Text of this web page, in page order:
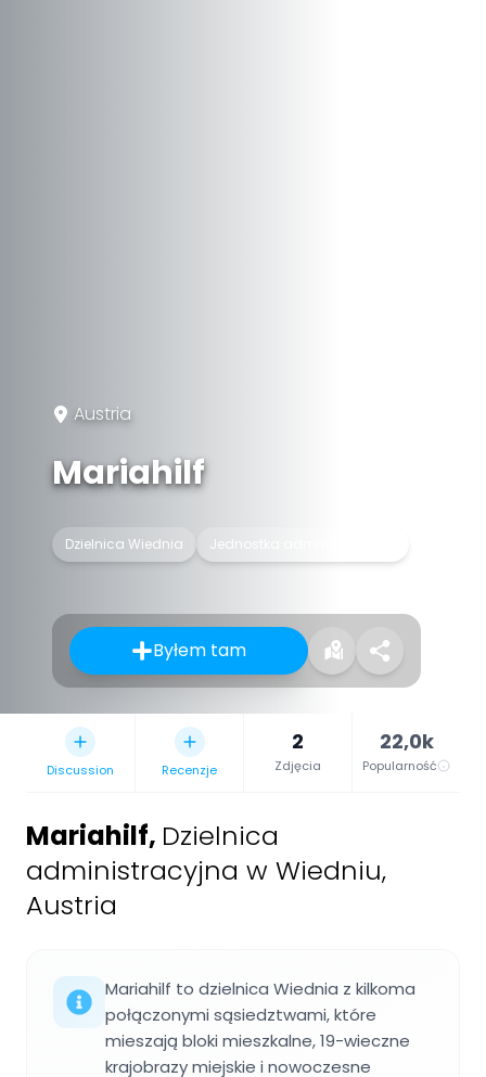
Austria
Mariahilf
Dzielnica Wiednia Jednostka administracyjna
Byłem tam
Discussion Recenzje
2
Zdjęcia
22,0k
Popularność
Mariahilf, Dzielnica
administracyjna w Wiedniu,
Austria
Mariahilf to dzielnica Wiednia z kilkoma
połączonymi sąsiedztwami, które
mieszają bloki mieszkalne, 19-wieczne
krajobrazy miejskie i nowoczesne